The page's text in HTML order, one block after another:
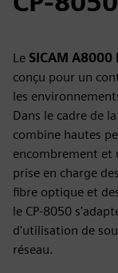
Le SICAM A8000
conçu pour un
les
Dans le cadre de
combine hautes
encombrement et
prise en charge
fibre optique et
le CP‑8050
d'utilisation de
réseau.